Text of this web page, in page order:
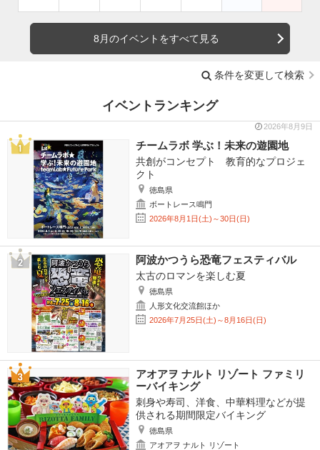
8月のイベントをすべて見る
条件を変更して検索
イベントランキング
2026年8月9日
チームラボ 学ぶ！未来の遊園地
共創がコンセプト 教育的なプロジェ
クト
徳島県
ボートレース鳴門
2026年8月1日(土)～30日(日)
阿波かつうら恐竜フェスティバル
太古のロマンを楽しむ夏
徳島県
人形文化交流館ほか
2026年7月25日(土)～8月16日(日)
アオアヲ ナルト リゾート ファミリ
ーバイキング
刺身や寿司、洋食、中華料理などが提
供される期間限定バイキング
徳島県
アオアヲ ナルト リゾート